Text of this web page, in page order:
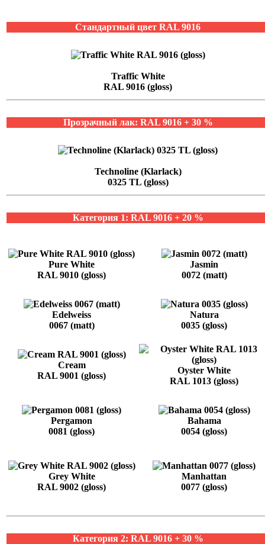
Стандартный цвет RAL 9016
Traffic White
RAL 9016 (gloss)
Прозрачный лак: RAL 9016 + 30 %
Technoline (Klarlack)
0325 TL (gloss)
Категория 1: RAL 9016 + 20 %
Pure White
RAL 9010 (gloss)
Jasmin
0072 (matt)
Edelweiss
0067 (matt)
Natura
0035 (gloss)
Cream
RAL 9001 (gloss)
Oyster White
RAL 1013 (gloss)
Pergamon
0081 (gloss)
Bahama
0054 (gloss)
Grey White
RAL 9002 (gloss)
Manhattan
0077 (gloss)
Категория 2: RAL 9016 + 30 %